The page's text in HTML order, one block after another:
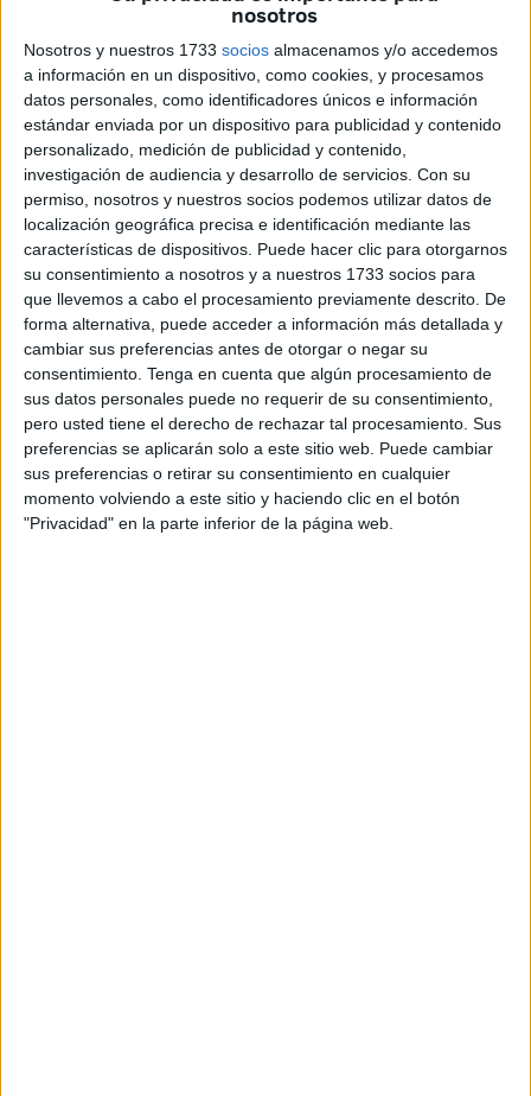
nosotros
Nosotros y nuestros 1733 socios almacenamos y/o accedemos
a información en un dispositivo, como cookies, y procesamos
datos personales, como identificadores únicos e información
estándar enviada por un dispositivo para publicidad y contenido
personalizado, medición de publicidad y contenido,
investigación de audiencia y desarrollo de servicios. Con su
permiso, nosotros y nuestros socios podemos utilizar datos de
localización geográfica precisa e identificación mediante las
características de dispositivos. Puede hacer clic para otorgarnos
su consentimiento a nosotros y a nuestros 1733 socios para
que llevemos a cabo el procesamiento previamente descrito. De
forma alternativa, puede acceder a información más detallada y
cambiar sus preferencias antes de otorgar o negar su
consentimiento. Tenga en cuenta que algún procesamiento de
sus datos personales puede no requerir de su consentimiento,
pero usted tiene el derecho de rechazar tal procesamiento. Sus
preferencias se aplicarán solo a este sitio web. Puede cambiar
sus preferencias o retirar su consentimiento en cualquier
momento volviendo a este sitio y haciendo clic en el botón
"Privacidad" en la parte inferior de la página web.
Estas son las perlas de Verdejo que han
provocado la suspensión
La suspensión de la sesión plenaria se veía venir después
de un primer punto de debate en el que el portavoz de Vox
ha querido soliviantar a las demás formaciones políticas.
Pero ha sido en el segundo punto del orden del día
cuando Verdejo se ha dirigido a Fatima Hamed para
decirle que ella sí que quiere “incendiar” Ceuta al haber
propuesto nombrar “persona non grata al presidente del
primer partido en esta ciudad”, en referencia a Santiago
Abascal. “Nunca jamás usted va a tener una diputada en
Madrid como tenemos nosotros, quizá lo vaya a tener en el
reino de Marruecos”.
Y esa es la frase que ha llevado al presidente Juan Vivas
a pedirle que la retirara “por el bien de Ceuta. Marruecos
no tiene nada que ver aquí, no hay ningún diputado que